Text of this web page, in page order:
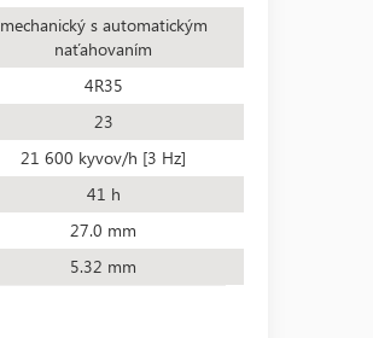
mechanický s automatickým
naťahovaním
4R35
23
21 600 kyvov/h [3 Hz]
41 h
27.0 mm
5.32 mm